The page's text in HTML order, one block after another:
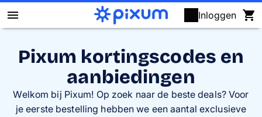
Inloggen
Foto's afdrukken
Posters & wanddecoratie
Pixum kortingscodes en
aanbiedingen
Welkom bij Pixum! Op zoek naar de beste deals? Voor
je eerste bestelling hebben we een aantal exclusieve